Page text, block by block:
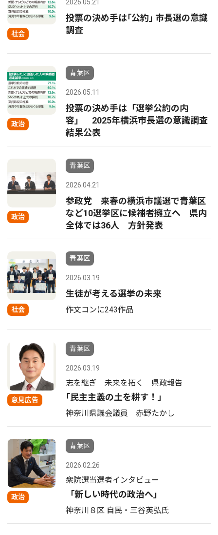
社会
2026.05.21
投票の決め手は｢公約｣ 市長選の意識
調査
政治
青葉区
2026.05.11
投票の決め手は「選挙公約の内
容」 2025年横浜市長選の意識調査
結果公表
政治
青葉区
2026.04.21
参政党 来春の横浜市議選で青葉区
など10選挙区に候補者擁立へ 県内
全体では36人 方針発表
社会
青葉区
2026.03.19
生徒が考える選挙の未来
作文コンに243作品
意見広告
青葉区
2026.03.19
志を継ぎ 未来を拓く 県政報告
｢民主主義の土を耕す！｣
神奈川県議会議員 赤野たかし
政治
青葉区
2026.02.26
衆院選当選者インタビュー
「新しい時代の政治へ」
神奈川８区 自民・三谷英弘氏